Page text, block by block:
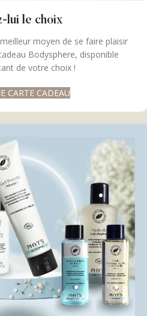
lui le choix
moyen de se faire plaisir
Bodysphere, disponible
de votre choix !
CARTE CADEAU